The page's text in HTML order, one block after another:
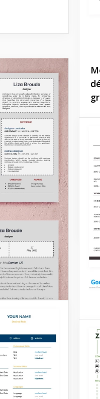
CV de